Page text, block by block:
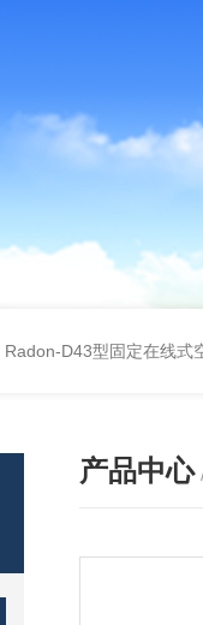
Radon-D43型固定在线式
产品中心